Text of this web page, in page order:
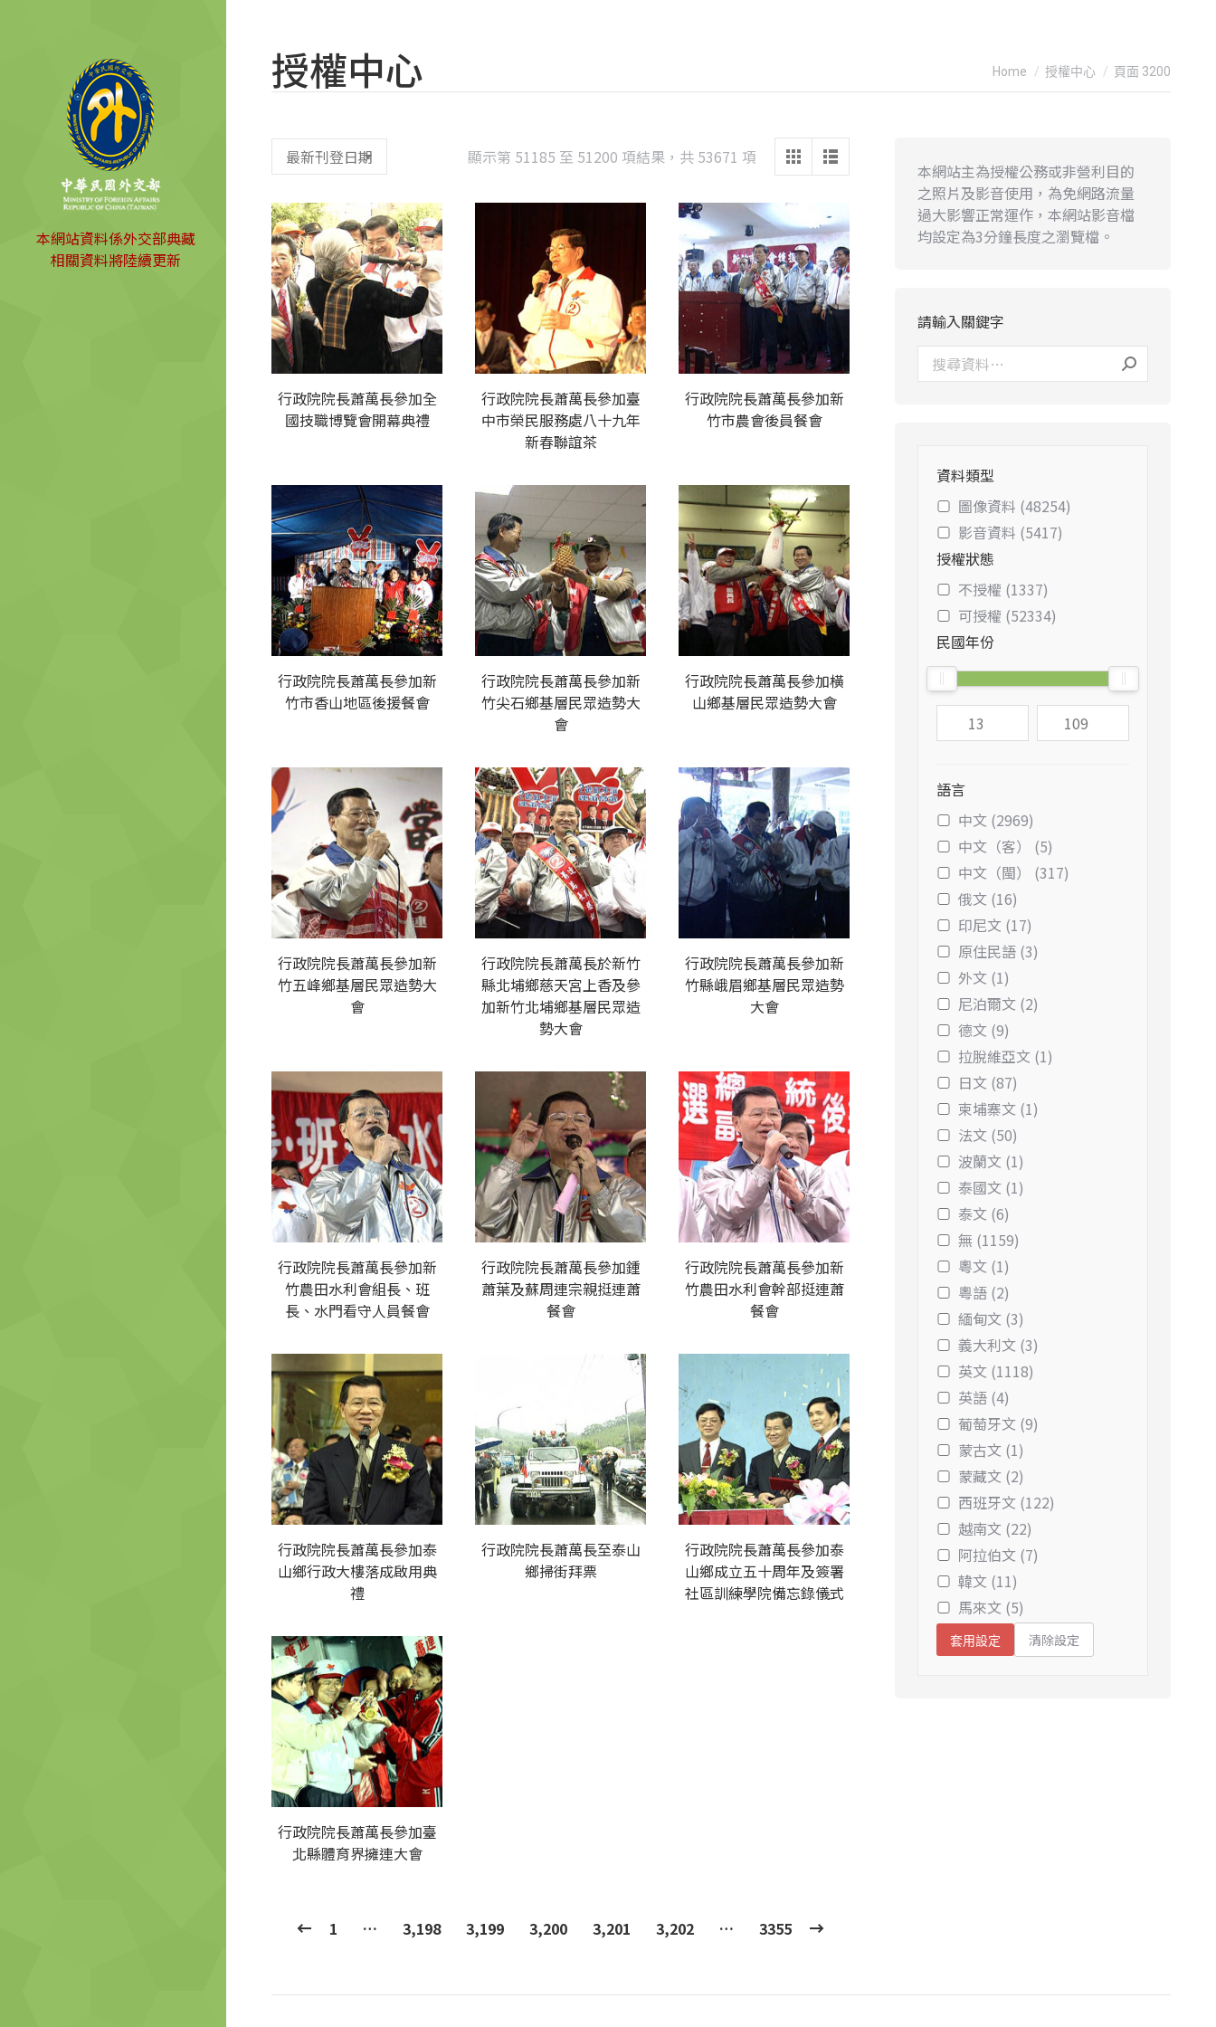
本網站資料係外交部典藏
相關資料將陸續更新
授權中心 You are here:
Home 授權中心 頁面 3200
顯示第 51185 至 51200 項結果，共 53671 項 Sorted
latest
行政院院長蕭萬長參加全
國技職博覽會開幕典禮
行政院院長蕭萬長參加臺
中市榮民服務處八十九年
新春聯誼茶
行政院院長蕭萬長參加新
竹市農會後員餐會
行政院院長蕭萬長參加新
竹市香山地區後援餐會
行政院院長蕭萬長參加新
竹尖石鄉基層民眾造勢大
會
行政院院長蕭萬長參加橫
山鄉基層民眾造勢大會
行政院院長蕭萬長參加新
竹五峰鄉基層民眾造勢大
會
行政院院長蕭萬長於新竹
縣北埔鄉慈天宮上香及參
加新竹北埔鄉基層民眾造
勢大會
行政院院長蕭萬長參加新
竹縣峨眉鄉基層民眾造勢
大會
行政院院長蕭萬長參加新
竹農田水利會組長、班
長、水門看守人員餐會
行政院院長蕭萬長參加鍾
蕭葉及蘇周連宗親挺連蕭
餐會
行政院院長蕭萬長參加新
竹農田水利會幹部挺連蕭
餐會
行政院院長蕭萬長參加泰
山鄉行政大樓落成啟用典
禮
行政院院長蕭萬長至泰山
鄉掃街拜票
行政院院長蕭萬長參加泰
山鄉成立五十周年及簽署
社區訓練學院備忘錄儀式
行政院院長蕭萬長參加臺
北縣體育界擁連大會
1 … 3,198 3,199 3,200 3,201 3,202 … 3355
本網站主為授權公務或非營利目的
之照片及影音使用，為免網路流量
過大影響正常運作，本網站影音檔
均設定為3分鐘長度之瀏覽檔。
請輸入關鍵字
資料類型
圖像資料 (48254)
影音資料 (5417)
授權狀態
不授權 (1337)
可授權 (52334)
民國年份
語言
中文 (2969)
中文（客） (5)
中文（閩） (317)
俄文 (16)
印尼文 (17)
原住民語 (3)
外文 (1)
尼泊爾文 (2)
德文 (9)
拉脫維亞文 (1)
日文 (87)
柬埔寨文 (1)
法文 (50)
波蘭文 (1)
泰國文 (1)
泰文 (6)
無 (1159)
粵文 (1)
粵語 (2)
緬甸文 (3)
義大利文 (3)
英文 (1118)
英語 (4)
葡萄牙文 (9)
蒙古文 (1)
蒙藏文 (2)
西班牙文 (122)
越南文 (22)
阿拉伯文 (7)
韓文 (11)
馬來文 (5)
套用設定 清除設定